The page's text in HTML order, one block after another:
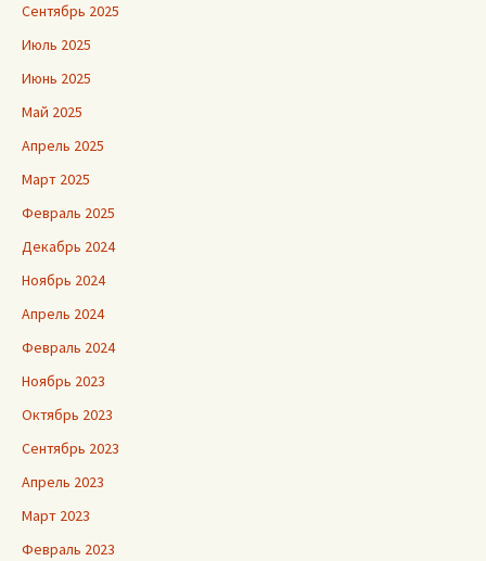
Сентябрь 2025
Июль 2025
Июнь 2025
Май 2025
Апрель 2025
Март 2025
Февраль 2025
Декабрь 2024
Ноябрь 2024
Апрель 2024
Февраль 2024
Ноябрь 2023
Октябрь 2023
Сентябрь 2023
Апрель 2023
Март 2023
Февраль 2023